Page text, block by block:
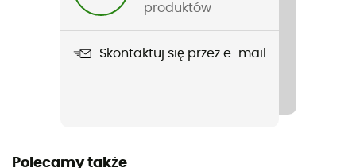
produktów
Skontaktuj się przez e-mail
Polecamy także